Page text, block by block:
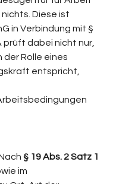
Diese ist
in Verbindung mit §
prüft dabei nicht nur,
Rolle eines
entspricht,
§ 19 Abs. 2 Satz 1
im